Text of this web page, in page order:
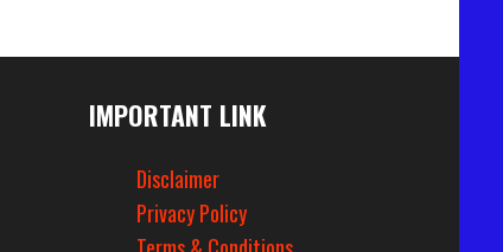
IMPORTANT LINK
Disclaimer
Privacy Policy